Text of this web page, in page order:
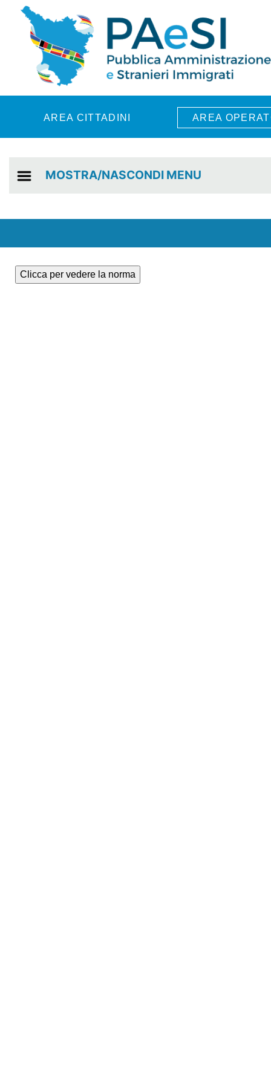
Skip to main content
AREA CITTADINI AREA
MOSTRA/NASCONDI MENU
Clicca per vedere la norma